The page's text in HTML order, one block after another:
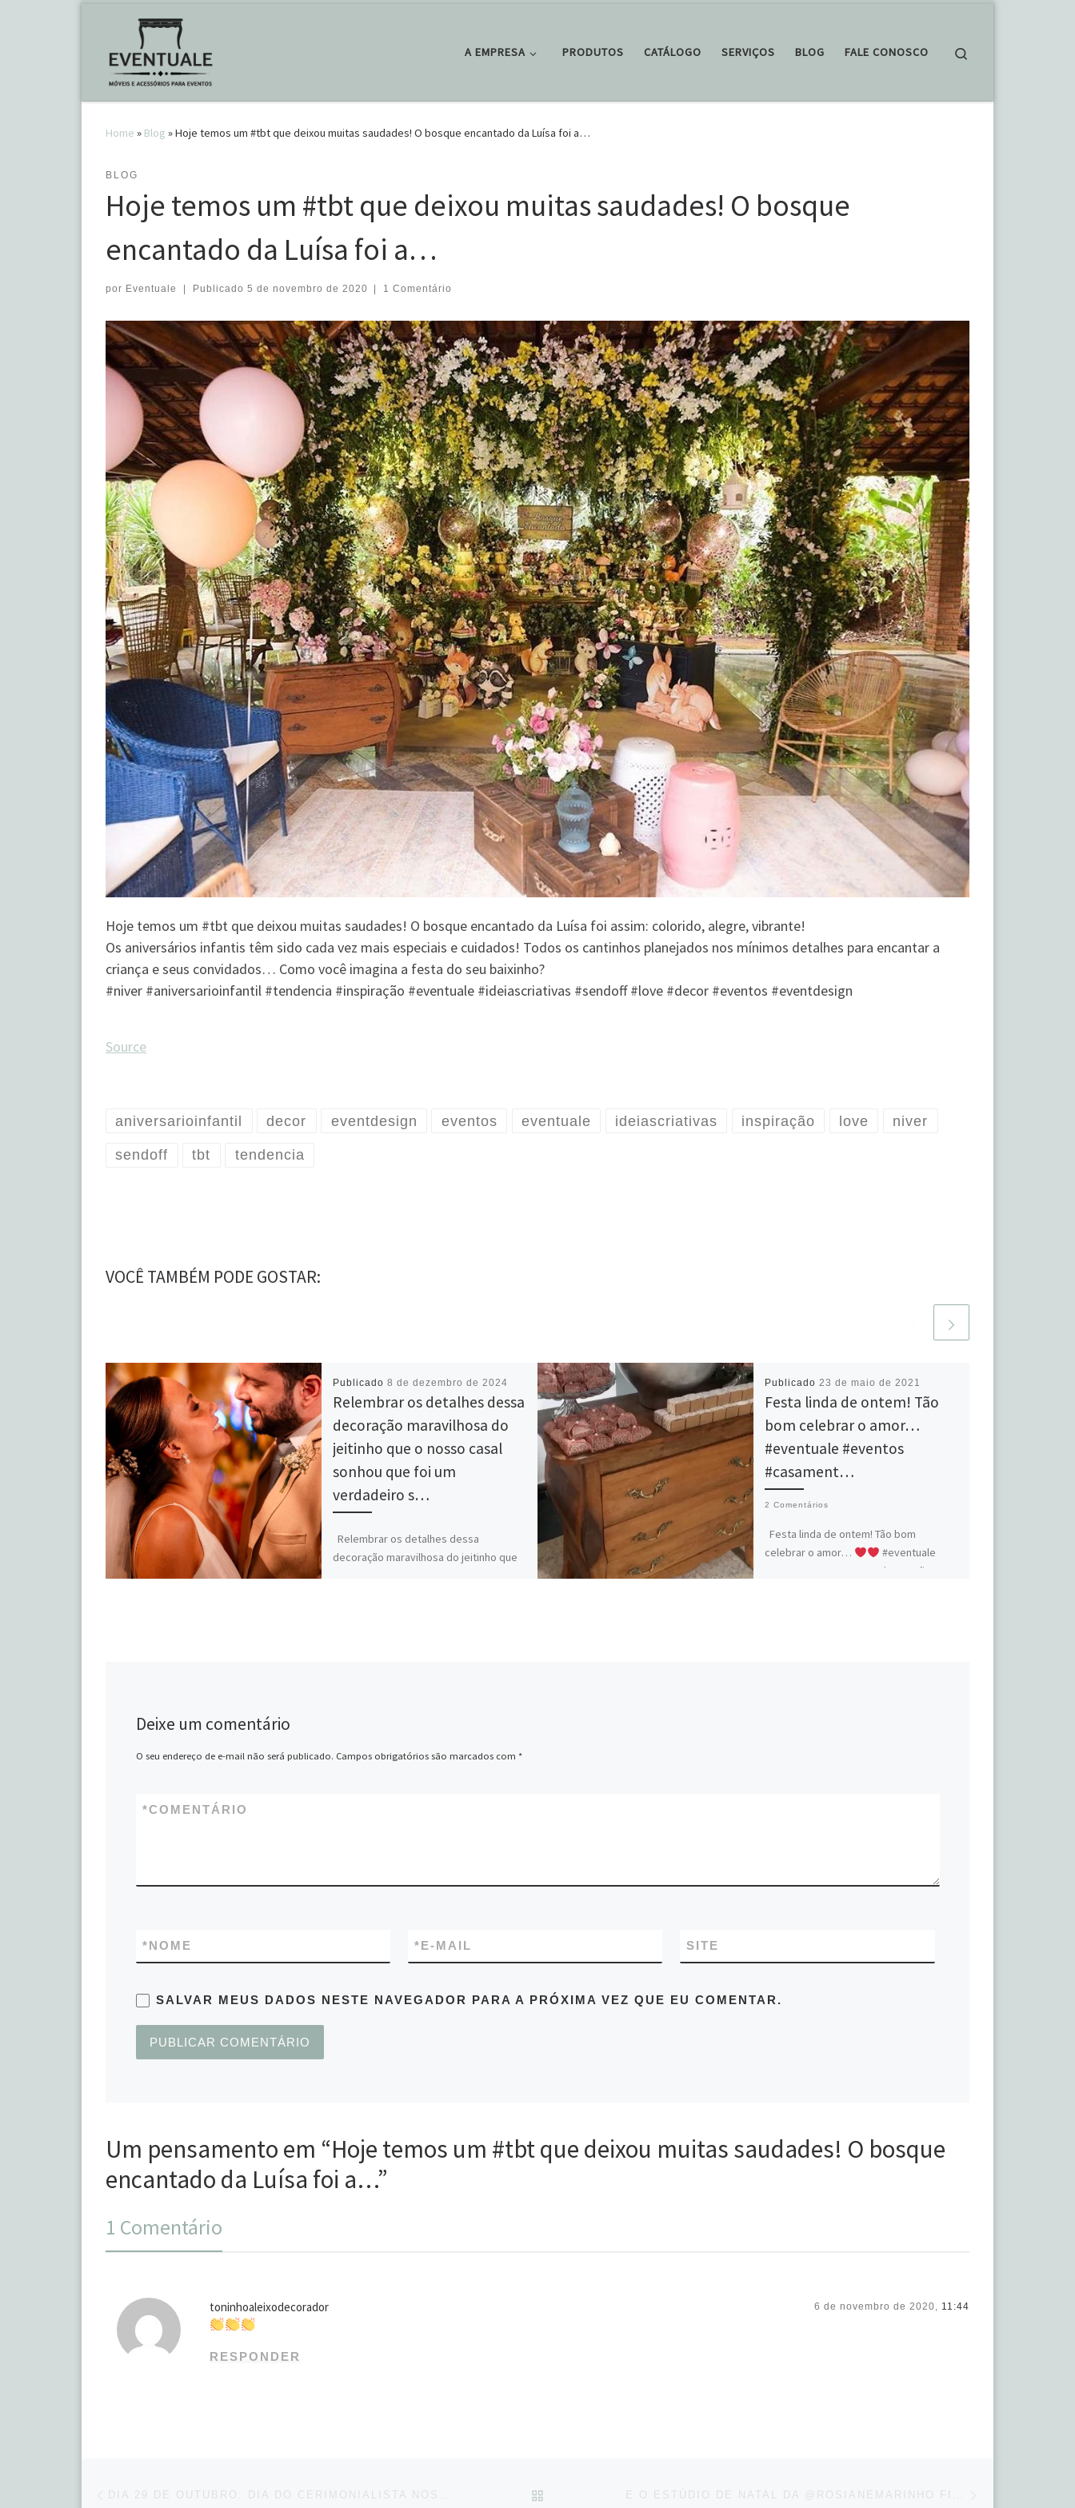
A EMPRESA PRODUTOS CATÁLOGO SERVIÇOS BLOG FALE CONOSCO
Home » Blog »Hoje temos um #tbt que deixou muitas saudades! O bosque encantado da Luísa foi a…
BLOG
Hoje temos um #tbt que deixou muitas saudades! O bosque
encantado da Luísa foi a…
por Eventuale | Publicado 5 de novembro de 2020 | 1 Comentário
Hoje temos um #tbt que deixou muitas saudades! O bosque encantado da Luísa foi assim: colorido, alegre, vibrante!
Os aniversários infantis têm sido cada vez mais especiais e cuidados! Todos os cantinhos planejados nos mínimos detalhes para encantar a
criança e seus convidados… Como você imagina a festa do seu baixinho?
#niver #aniversarioinfantil #tendencia #inspiração #eventuale #ideiascriativas #sendoff #love #decor #eventos #eventdesign
Source
aniversarioinfantil decor eventdesign eventos eventuale ideiascriativas inspiração love niver
sendoff tbt tendencia
VOCÊ TAMBÉM PODE GOSTAR:
Publicado8 de dezembro de 2024
Relembrar os detalhes dessa
decoração maravilhosa do
jeitinho que o nosso casal
sonhou que foi um
verdadeiro s…
Relembrar os detalhes dessa
decoração maravilhosa do jeitinho que
Publicado 23 de maio de 2021
Festa linda de ontem! Tão
bom celebrar o amor…
#eventuale #eventos
#casament…
2 Comentários
Festa linda de ontem! Tão bom
celebrar o amor…
#eventuale
#eventos #casamento #decoração
Deixe um comentário
O seu endereço de e-mail não será publicado. Campos obrigatórios são marcados com *
COMENTÁRIO
*
NOME
* E-MAIL
* SITE
SALVAR MEUS DADOS NESTE NAVEGADOR PARA A PRÓXIMA VEZ QUE EU COMENTAR.
Um pensamento em “Hoje temos um #tbt que deixou muitas saudades! O bosque
encantado da Luísa foi a…”
1 Comentário
toninhoaleixodecorador 6 de novembro de 2020, 11:44
RESPONDER
Navegação do post BACK TO POST LIST